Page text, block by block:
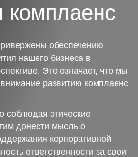
комплаенс
обеспечению
нашего бизнеса в
Это означает, что мы
развитию комплаенс
соблюдая этические
донести мысль о
корпоративной
ответственности за свои